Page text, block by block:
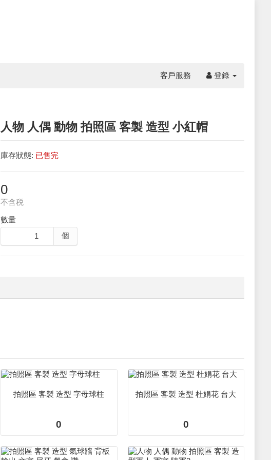
客戶服務 登錄
人物 人偶 動物 拍照區 客製 造型 小紅帽
庫存狀態: 已售完
0
不含税
數量
個
拍照區 客製 造型 字母球柱
0
拍照區 客製 造型 杜娟花 台大
0